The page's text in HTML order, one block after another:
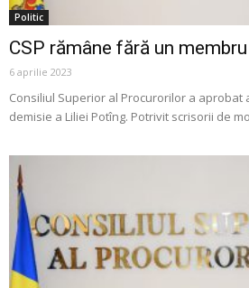
Politic
CSP rămâne fără un membru
6 aprilie 2023
Consiliul Superior al Procurorilor a aprobat
demisie a Liliei Potîng. Potrivit scrisorii de